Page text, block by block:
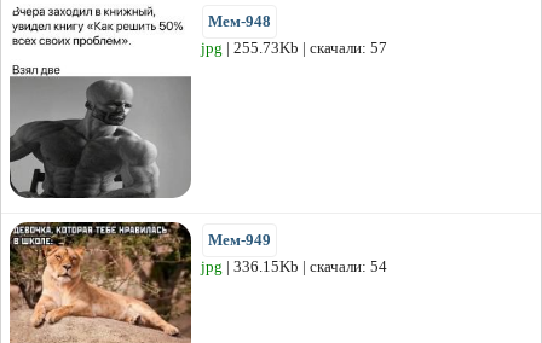
Мем-948
jpg | 255.73Kb | скачали: 57
Мем-949
jpg | 336.15Kb | скачали: 54